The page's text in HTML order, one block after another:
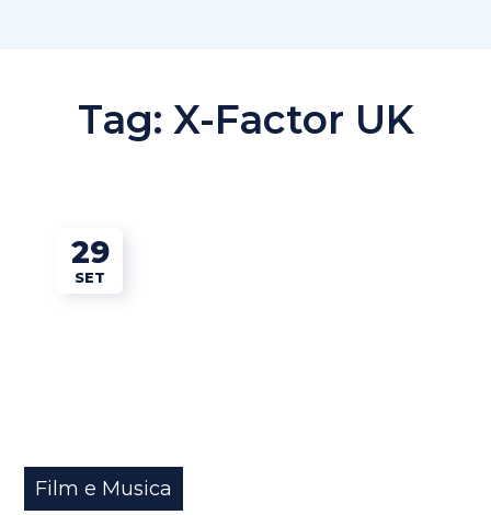
Tag: X-Factor UK
29
SET
Film e Musica